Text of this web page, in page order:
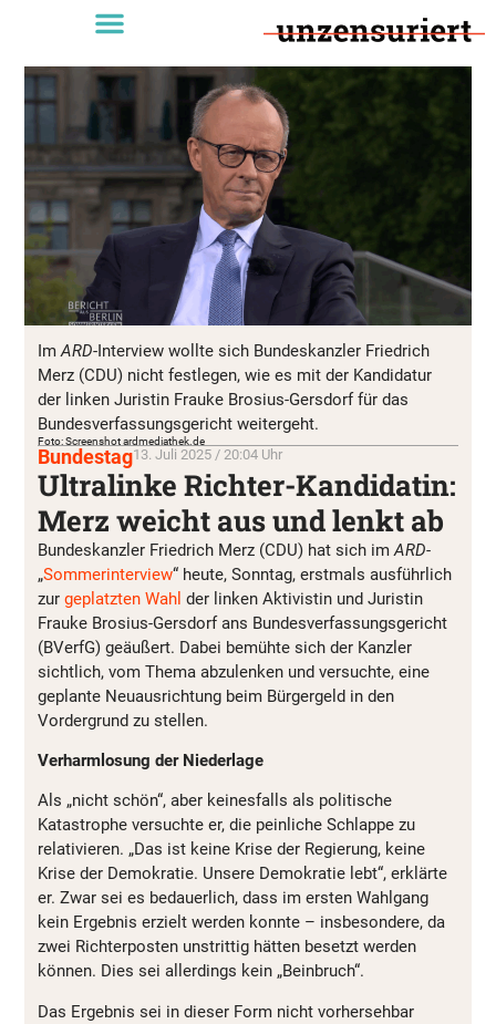
Im ARD-Interview wollte sich Bundeskanzler Friedrich
Merz (CDU) nicht festlegen, wie es mit der Kandidatur
der linken Juristin Frauke Brosius-Gersdorf für das
Bundesverfassungsgericht weitergeht.
Foto: Screenshot ardmediathek.de
Bundestag13. Juli 2025 / 20:04 Uhr
Ultralinke Richter-Kandidatin:
Merz weicht aus und lenkt ab
Bundeskanzler Friedrich Merz (CDU) hat sich im ARD-
„Sommerinterview“ heute, Sonntag, erstmals ausführlich
zur geplatzten Wahl der linken Aktivistin und Juristin
Frauke Brosius-Gersdorf ans Bundesverfassungsgericht
(BVerfG) geäußert. Dabei bemühte sich der Kanzler
sichtlich, vom Thema abzulenken und versuchte, eine
geplante Neuausrichtung beim Bürgergeld in den
Vordergrund zu stellen.
Verharmlosung der Niederlage
Als „nicht schön“, aber keinesfalls als politische
Katastrophe versuchte er, die peinliche Schlappe zu
relativieren. „Das ist keine Krise der Regierung, keine
Krise der Demokratie. Unsere Demokratie lebt“, erklärte
er. Zwar sei es bedauerlich, dass im ersten Wahlgang
kein Ergebnis erzielt werden konnte – insbesondere, da
zwei Richterposten unstrittig hätten besetzt werden
können. Dies sei allerdings kein „Beinbruch“.
Das Ergebnis sei in dieser Form nicht vorhersehbar